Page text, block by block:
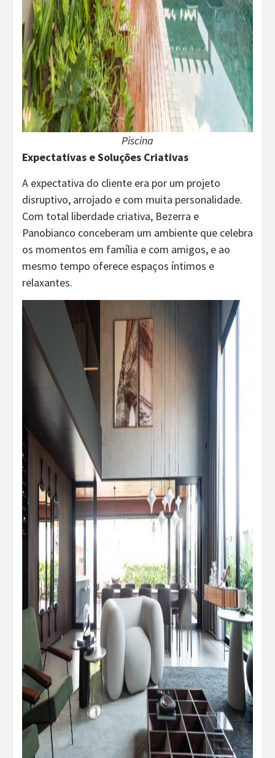
Piscina
Expectativas e Soluções Criativas
A expectativa do cliente era por um projeto
disruptivo, arrojado e com muita personalidade.
Com total liberdade criativa, Bezerra e
Panobianco conceberam um ambiente que celebra
os momentos em família e com amigos, e ao
mesmo tempo oferece espaços íntimos e
relaxantes.